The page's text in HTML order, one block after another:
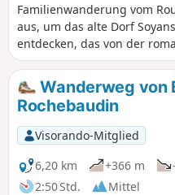
Familienwanderung vom
aus, um das alte Dorf
entdecken, das von der
Kirche Saint-Marcel und den
Burgruinen dominiert wird.
auf der Klippe bietet sich
herrlicher Ausblick auf das
den Wald von Saoû im
Berg Couspeau im Osten.
Wanderweg von
Rochebaudin
Visorando-Mitglied
6,20 km
+366 m
2:50 Std.
Mittel